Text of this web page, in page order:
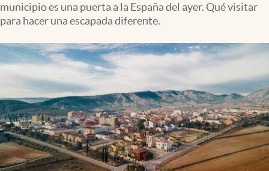
municipio es una puerta a la España del ayer. Qué visitar
para hacer una escapada diferente.